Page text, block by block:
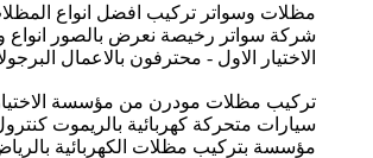
مظلات وسواتر تركيب افضل انواع
شركة سواتر رخيصة نعرض بالصور
الاختيار الاول - محترفون بالاعمال
تركيب مظلات مودرن من مؤسسة
سيارات متحركة كهربائية بالريموت
مؤسسة بتركيب مظلات الكهربائية